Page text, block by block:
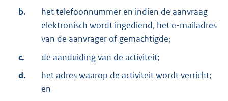
b.
het telefoonnummer en indien de aanvraag
elektronisch wordt ingediend, het e-mailadres
van de aanvrager of gemachtigde;
c.
de aanduiding van de activiteit;
d.
het adres waarop de activiteit wordt verricht;
en